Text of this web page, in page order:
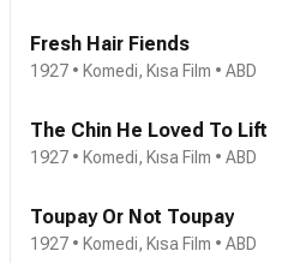
Fresh Hair Fiends
1927 • Komedi, Kısa Film • ABD
The Chin He Loved To Lift
1927 • Komedi, Kısa Film • ABD
Toupay Or Not Toupay
1927 • Komedi, Kısa Film • ABD